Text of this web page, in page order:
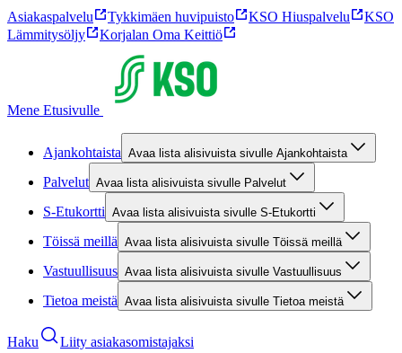
Asiakaspalvelu Tykkimäen huvipuisto KSO Hiuspalvelu
KSO
Lämmitysöljy
Korjalan Oma Keittiö
Mene Etusivulle
Ajankohtaista Avaa lista alisivuista sivulle Ajankohtaista
Palvelut Avaa lista alisivuista sivulle Palvelut
S-Etukortti Avaa lista alisivuista sivulle S-Etukortti
Töissä meillä Avaa lista alisivuista sivulle Töissä meillä
Vastuullisuus Avaa lista alisivuista sivulle Vastuullisuus
Tietoa meistä Avaa lista alisivuista sivulle Tietoa meistä
Haku Liity asiakasomistajaksi